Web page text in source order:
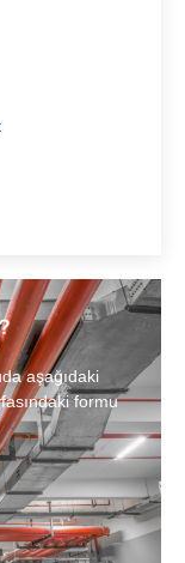
aşağıdaki
formu